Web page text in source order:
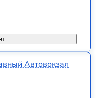
Автовокзал